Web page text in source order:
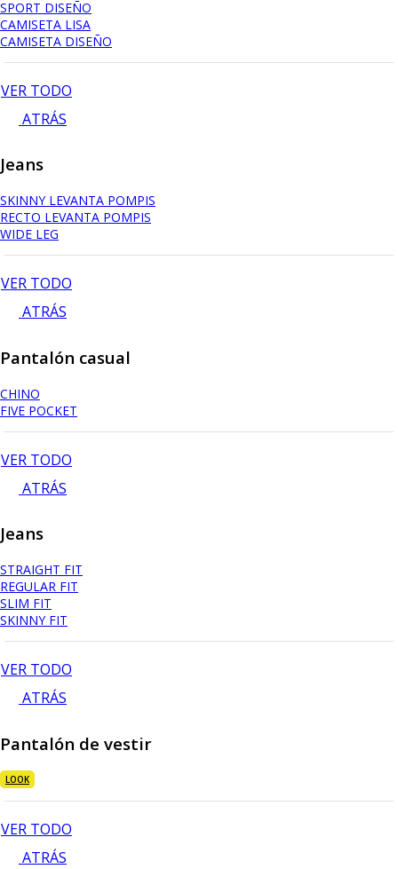
SPORT DISEÑO
CAMISETA LISA
CAMISETA DISEÑO
VER TODO
ATRÁS
Jeans
SKINNY LEVANTA POMPIS
RECTO LEVANTA POMPIS
WIDE LEG
VER TODO
ATRÁS
Pantalón casual
CHINO
FIVE POCKET
VER TODO
ATRÁS
Jeans
STRAIGHT FIT
REGULAR FIT
SLIM FIT
SKINNY FIT
VER TODO
ATRÁS
Pantalón de vestir
LOOK
VER TODO
ATRÁS